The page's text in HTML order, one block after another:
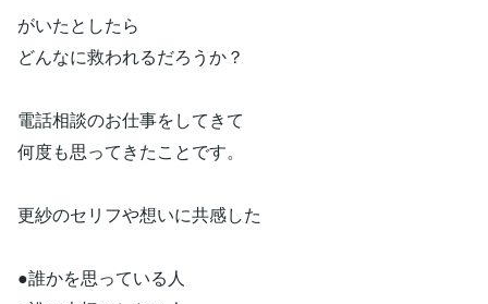
がいたとしたら
どんなに救われるだろうか？
電話相談のお仕事をしてきて
何度も思ってきたことです。
更紗のセリフや想いに共感した
●誰かを思っている人